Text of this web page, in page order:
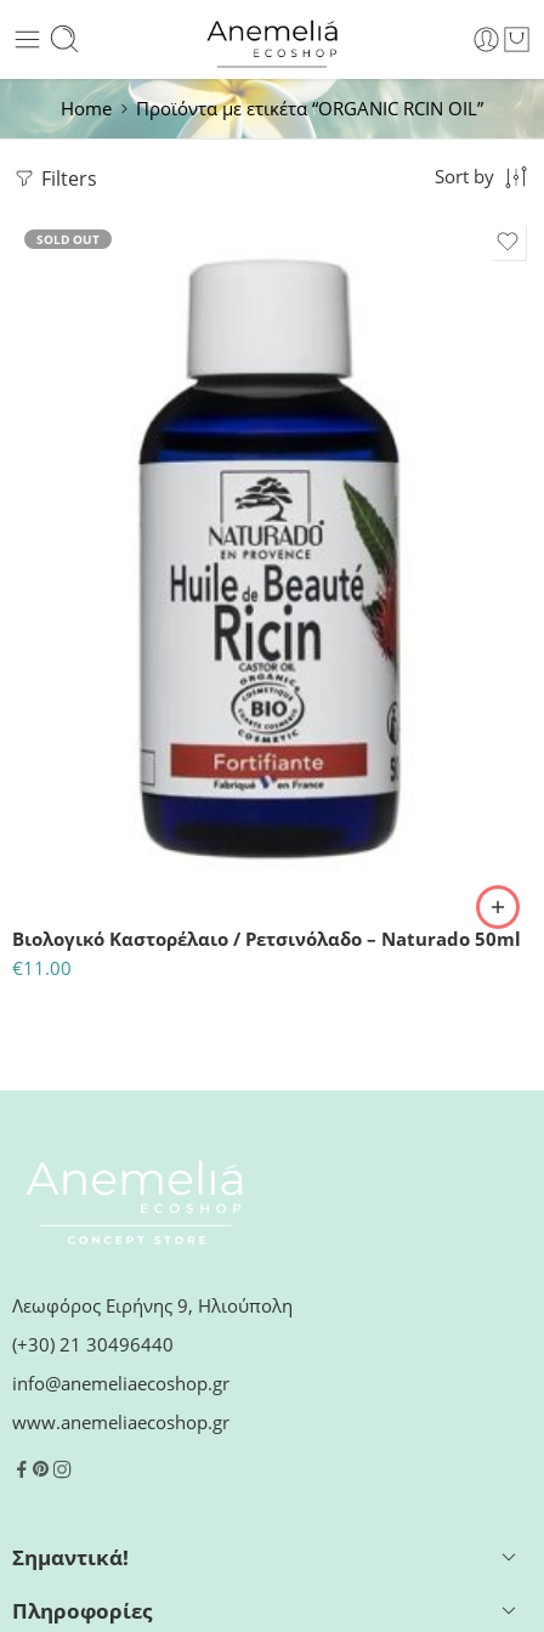
Home Προϊόντα με ετικέτα “ORGANIC RCIN OIL”
Filters Sort by
SOLD OUT
Βιολογικό Καστορέλαιο / Ρετσινόλαδο – Naturado 50ml
€11.00
Λεωφόρος Ειρήνης 9, Ηλιούπολη
(+30) 21 30496440
info@anemeliaecoshop.gr
www.anemeliaecoshop.gr
Σημαντικά!
Πληροφορίες